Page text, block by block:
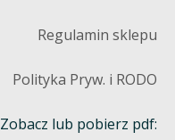
Regulamin sklepu
Polityka Pryw. i RODO
Zobacz lub pobierz pdf: